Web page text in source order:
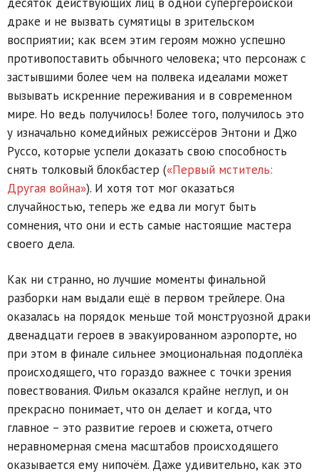
драке и не вызвать сумятицы в зрительском
восприятии; как всем этим героям можно успешно
противопоставить обычного человека; что персонаж с
застывшими более чем на полвека идеалами может
вызывать искренние переживания и в современном
мире. Но ведь получилось! Более того, получилось это
у изначально комедийных режиссёров Энтони и Джо
Руссо, которые успели доказать свою способность
снять толковый блокбастер («Первый мститель:
Другая война»). И хотя тот мог оказаться
случайностью, теперь же едва ли могут быть
сомнения, что они и есть самые настоящие мастера
своего дела.
Как ни странно, но лучшие моменты финальной
разборки нам выдали ещё в первом трейлере. Она
оказалась на порядок меньше той монструозной драки
двенадцати героев в эвакуированном аэропорте, но
при этом в финале сильнее эмоциональная подоплёка
происходящего, что гораздо важнее с точки зрения
повествования. Фильм оказался крайне неглуп, и он
прекрасно понимает, что он делает и когда, что
главное – это развитие героев и сюжета, отчего
неравномерная смена масштабов происходящего
оказывается ему нипочём. Даже удивительно, как это